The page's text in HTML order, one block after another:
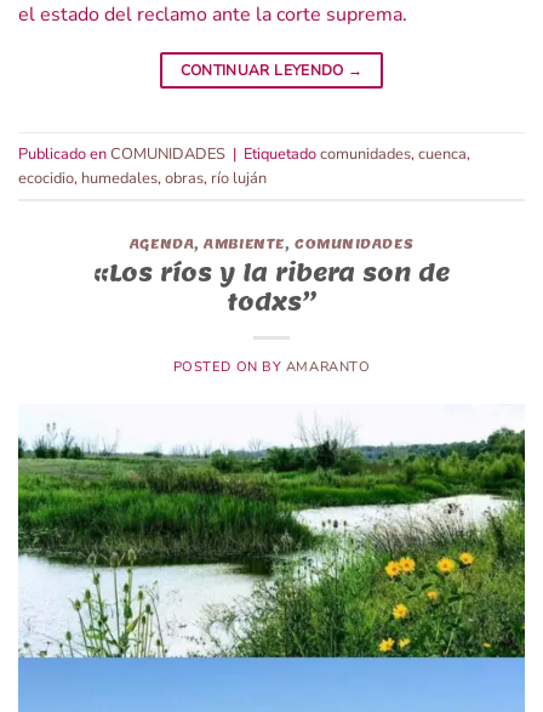
el estado del reclamo ante la corte suprema.
CONTINUAR LEYENDO →
Publicado enCOMUNIDADES | Etiquetadocomunidades,cuenca,
ecocidio, humedales,obras, río luján
AGENDA,AMBIENTE, COMUNIDADES
«Los ríos y la ribera son de
todxs”
POSTED ON BY AMARANTO